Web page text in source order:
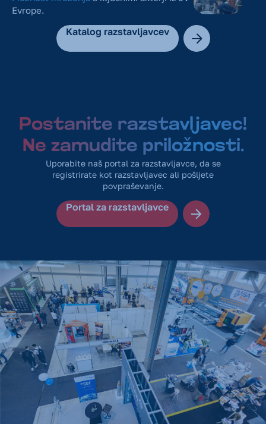
Evrope.
Katalog razstavljavcev
Postanite razstavljavec!
Ne zamudite priložnosti.
Uporabite naš portal za razstavljavce, da se
registrirate kot razstavljavec ali pošljete
povpraševanje.
Portal za razstavljavce